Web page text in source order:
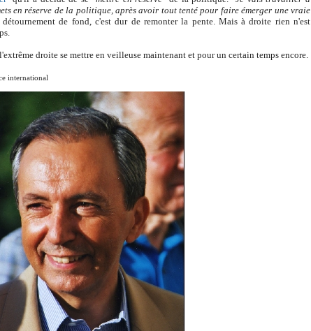
en réserve de la politique, après avoir tout tenté pour faire émerger une vraie
détournement de fond, c'est dur de remonter la pente. Mais à droite rien n'est
droite se mettre en veilleuse maintenant et pour un certain temps encore.
international